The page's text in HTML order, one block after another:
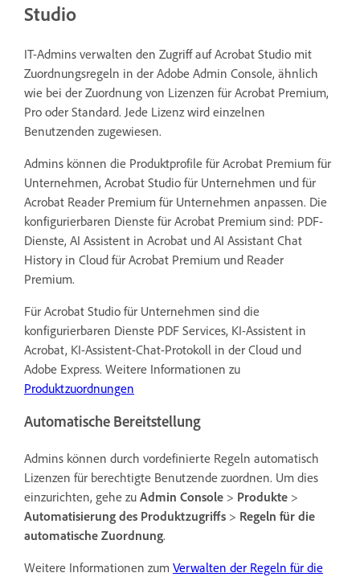
Studio
IT-Admins verwalten den Zugriff auf Acrobat Studio mit
Zuordnungsregeln in der Adobe Admin Console, ähnlich
wie bei der Zuordnung von Lizenzen für Acrobat Premium,
Pro oder Standard. Jede Lizenz wird einzelnen
Benutzenden zugewiesen.
Admins können die Produktprofile für Acrobat Premium für
Unternehmen, Acrobat Studio für Unternehmen und für
Acrobat Reader Premium für Unternehmen anpassen. Die
konfigurierbaren Dienste für Acrobat Premium sind: PDF-
Dienste, AI Assistent in Acrobat und AI Assistant Chat
History in Cloud für Acrobat Premium und Reader
Premium.
Für Acrobat Studio für Unternehmen sind die
konfigurierbaren Dienste PDF Services, KI-Assistent in
Acrobat, KI-Assistent-Chat-Protokoll in der Cloud und
Adobe Express. Weitere Informationen zu
Produktzuordnungen
Automatische Bereitstellung
Admins können durch vordefinierte Regeln automatisch
Lizenzen für berechtigte Benutzende zuordnen. Um dies
einzurichten, gehe zu Admin Console > Produkte >
Automatisierung des Produktzugriffs > Regeln für die
automatische Zuordnung.
Weitere Informationen zum Verwalten der Regeln für die